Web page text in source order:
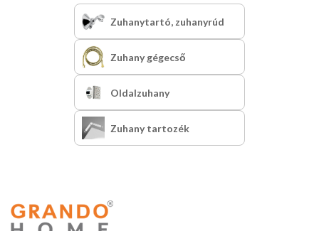
Zuhanytartó, zuhanyrúd
Zuhany gégecső
Oldalzuhany
Zuhany tartozék